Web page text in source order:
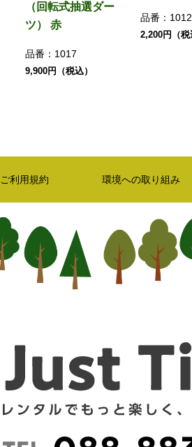
（回転式抽選ダー
ツ） 赤
品番： 1017
9,900円（税込）
品番： 1012
2,200円（税
ご利用規約 環境への取り組み